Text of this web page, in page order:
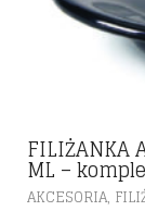
FILIŻANKA
ML –
AKCESORIA,